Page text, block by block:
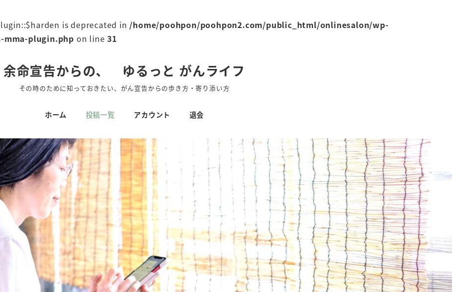
is deprecated in /home/poohpon/poohpon2.com/public_html/onlinesalon/wp-
plugin.php on line31
余命宣告からの、 ゆるっと がんライフ
その時のために知っておきたい、がん宣告からの歩き方・寄り添い方
ホーム 投稿一覧 アカウント 退会